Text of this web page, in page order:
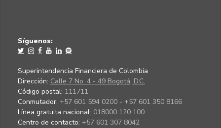
Síguenos:
Superintendencia Financiera de Colombia
Dirección: Calle 7 No. 4 - 49 Bogotá, D.C.
Código postal: 111711
Conmutador: +57 601 594 0200 - +57 601 350 8166
Línea gratuita nacional: 018000 120 100
Centro de contacto: +57 601 307 8042